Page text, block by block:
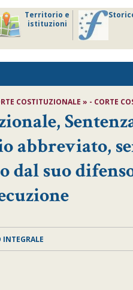
Territorio e
istituzioni
COSTITUZIONALE » - CORTE
abbreviato,
dal suo
INTEGRALE